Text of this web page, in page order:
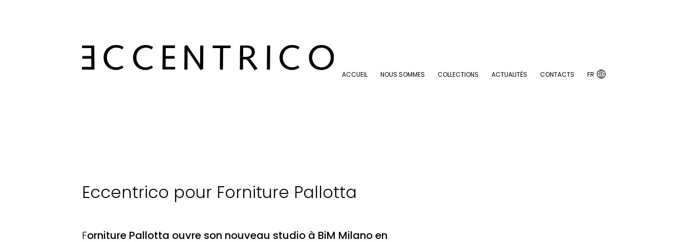
ACCUEIL NOUS SOMMES COLLECTIONS ACTUALITÉS CONTACTS FR 
Eccentrico pour Forniture Pallotta
Forniture Pallotta ouvre son nouveau studio à BiM Milano en